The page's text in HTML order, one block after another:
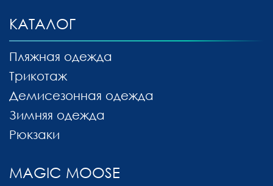
MAGIC MOOSE
КАТАЛОГ
Пляжная одежда
Трикотаж
Демисезонная одежда
Зимняя одежда
Рюкзаки